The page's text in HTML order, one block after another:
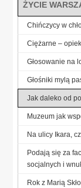
ŻYCIE
Chińczycy w
Ciężarne –
Głosowanie na
Głośniki mylą
Jak daleko od
Muzeum jak
Na ulicy Ikara,
Podają się za
socjalnych i
Rok z Marią